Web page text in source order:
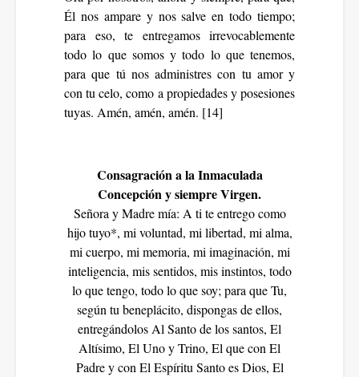
Él nos ampare y nos salve en todo tiempo;
para eso, te entregamos irrevocablemente
todo lo que somos y todo lo que tenemos,
para que tú nos administres con tu amor y
con tu celo, como a propiedades y posesiones
tuyas. Amén, amén, amén. [14]
Consagración a la Inmaculada
Concepción y siempre Virgen.
Señora y Madre mía: A ti te entrego como
hijo tuyo*, mi voluntad, mi libertad, mi alma,
mi cuerpo, mi memoria, mi imaginación, mi
inteligencia, mis sentidos, mis instintos, todo
lo que tengo, todo lo que soy; para que Tu,
según tu beneplácito, dispongas de ellos,
entregándolos Al Santo de los santos, El
Altísimo, El Uno y Trino, El que con El
Padre y con El Espíritu Santo es Dios, El